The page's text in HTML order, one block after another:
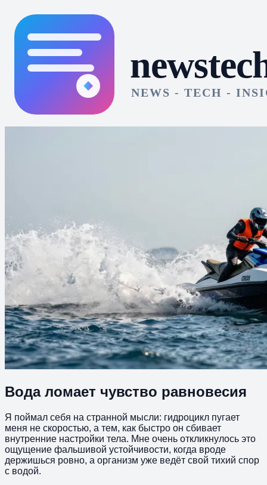
Вода ломает чувство равновесия
Я поймал себя на странной мысли: гидроцикл пугает
меня не скоростью, а тем, как быстро он сбивает
внутренние настройки тела. Мне очень откликнулось это
ощущение фальшивой устойчивости, когда вроде
держишься ровно, а организм уже ведёт свой тихий спор
с водой.